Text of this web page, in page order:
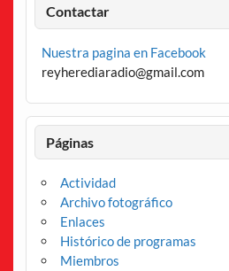
Contactar
Nuestra pagina en Facebook
reyherediaradio@gmail.com
Páginas
Actividad
Archivo fotográfico
Enlaces
Histórico de programas
Miembros